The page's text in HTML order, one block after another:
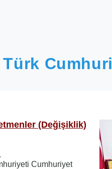
Türk
(Değişiklik)
Cumhuriyet